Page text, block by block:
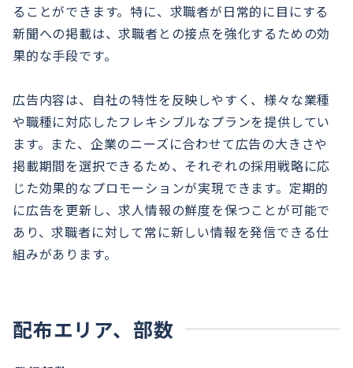
ることができます。特に、求職者が日常的に目にする
新聞への掲載は、求職者との接点を強化するための効
果的な手段です。
広告内容は、自社の特性を反映しやすく、様々な業種
や職種に対応したフレキシブルなプランを提供してい
ます。また、企業のニーズに合わせて広告の大きさや
掲載期間を選択できるため、それぞれの採用戦略に応
じた効果的なプロモーションが実現できます。定期的
に広告を更新し、求人情報の鮮度を保つことが可能で
あり、求職者に対して常に新しい情報を発信できる仕
組みがあります。
配布エリア、部数